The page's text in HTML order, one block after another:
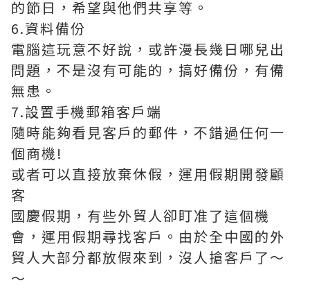
的節日，希望與他們共享等。
6.資料備份
電腦這玩意不好說，或許漫長幾日哪兒出
問題，不是沒有可能的，搞好備份，有備
無患。
7.設置手機郵箱客戶端
隨時能夠看見客戶的郵件，不錯過任何一
個商機!
或者可以直接放棄休假，運用假期開發顧
客
國慶假期，有些外貿人卻盯准了這個機
會，運用假期尋找客戶。由於全中國的外
貿人大部分都放假來到，沒人搶客戶了～
～